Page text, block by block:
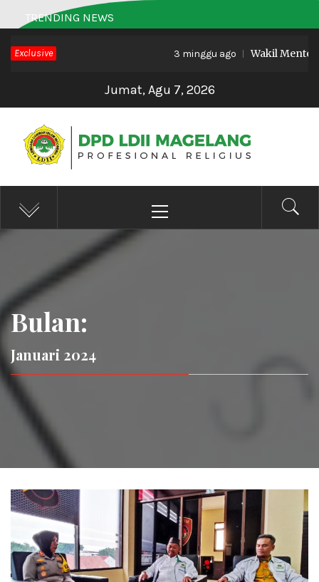
to
content
TRENDING NEWS
Exclusive 3 minggu ago Wakil Menteri
Jumat, Agu 7, 2026
DPD LDII MAGELANG
Profesional Religius
Menu
Bulan:
Januari 2024